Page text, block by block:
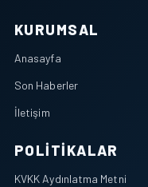
KURUMSAL
Anasayfa
Son Haberler
İletişim
POLITIKALAR
KVKK Aydınlatma Metni